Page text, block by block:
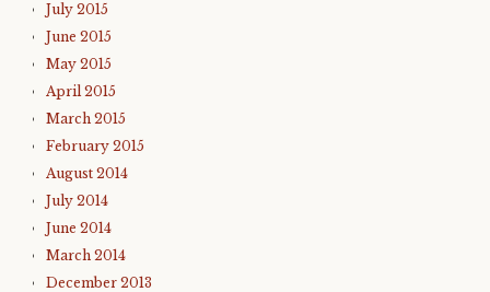
July 2015
June 2015
May 2015
April 2015
March 2015
February 2015
August 2014
July 2014
June 2014
March 2014
December 2013